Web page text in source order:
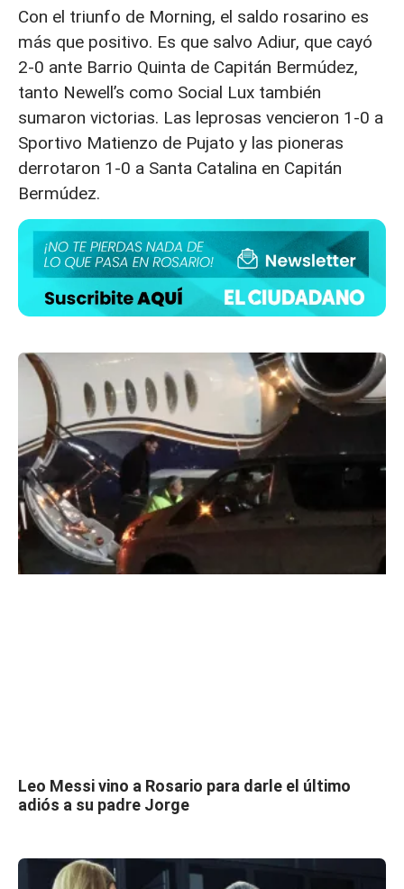
Con el triunfo de Morning, el saldo rosarino es
más que positivo. Es que salvo Adiur, que cayó
2-0 ante Barrio Quinta de Capitán Bermúdez,
tanto Newell’s como Social Lux también
sumaron victorias. Las leprosas vencieron 1-0 a
Sportivo Matienzo de Pujato y las pioneras
derrotaron 1-0 a Santa Catalina en Capitán
Bermúdez.
Leo Messi vino a Rosario para darle el último
adiós a su padre Jorge